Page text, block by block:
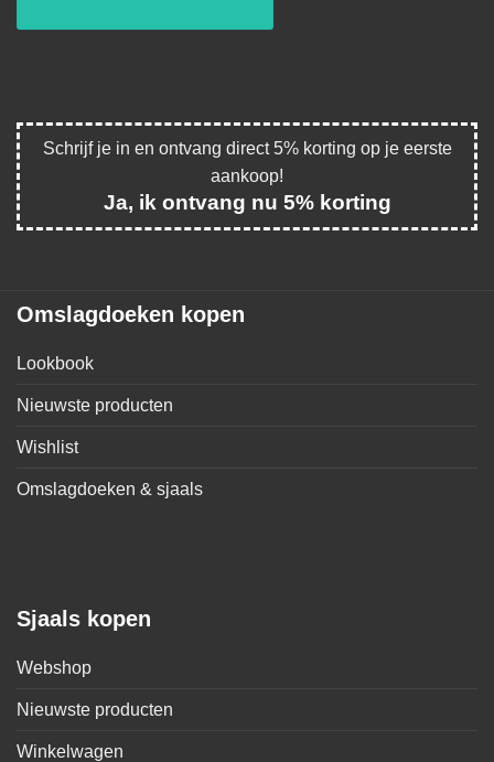
Schrijf je in en ontvang direct 5% korting op je eerste
aankoop!
Ja, ik ontvang nu 5% korting
Omslagdoeken kopen
Lookbook
Nieuwste producten
Wishlist
Omslagdoeken & sjaals
Sjaals kopen
Webshop
Nieuwste producten
Winkelwagen